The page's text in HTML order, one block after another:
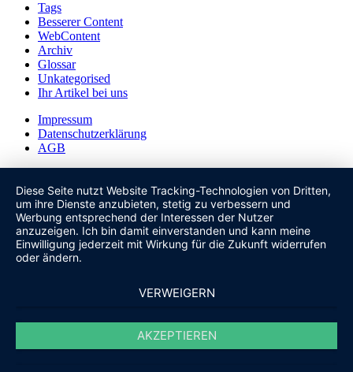
Tags
Besserer Content
WebContent
Archiv
Glossar
Unkategorised
Ihr Artikel bei uns
Impressum
Datenschutzerklärung
AGB
Diese Seite nutzt Website Tracking-Technologien von Dritten,
um ihre Dienste anzubieten, stetig zu verbessern und
Werbung entsprechend der Interessen der Nutzer
anzuzeigen. Ich bin damit einverstanden und kann meine
Einwilligung jederzeit mit Wirkung für die Zukunft widerrufen
oder ändern.
VERWEIGERN
AKZEPTIEREN